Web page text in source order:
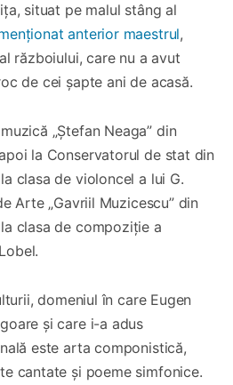
situat pe malul stâng al
anterior maestrul,
războiului, care nu a avut
de cei șapte ani de acasă.
„Ștefan Neaga” din
la Conservatorul de stat din
clasa de violoncel a lui G.
Arte „Gavriil Muzicescu” din
clasa de compoziție a
domeniul în care Eugen
și care i-a adus
este arta componistică,
cantate și poeme simfonice.